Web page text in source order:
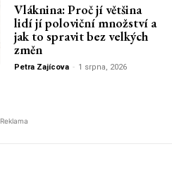
Vláknina: Proč jí většina
lidí jí poloviční množství a
jak to spravit bez velkých
změn
Petra Zajícova - 1 srpna, 2026
Reklama